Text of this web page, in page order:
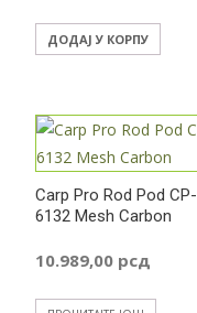
ДОДАЈ У КОРПУ
Carp Pro Rod Pod CP-
6132 Mesh Carbon
10.989,00 рсд